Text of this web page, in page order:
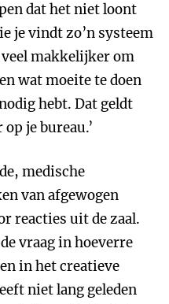
dat het niet loont
je vindt zo’n systeem
makkelijker om
wat moeite te doen
hebt. Dat geldt
je bureau.’
medische
van afgewogen
reacties uit de zaal.
vraag in hoeverre
in het creatieve
niet lang geleden